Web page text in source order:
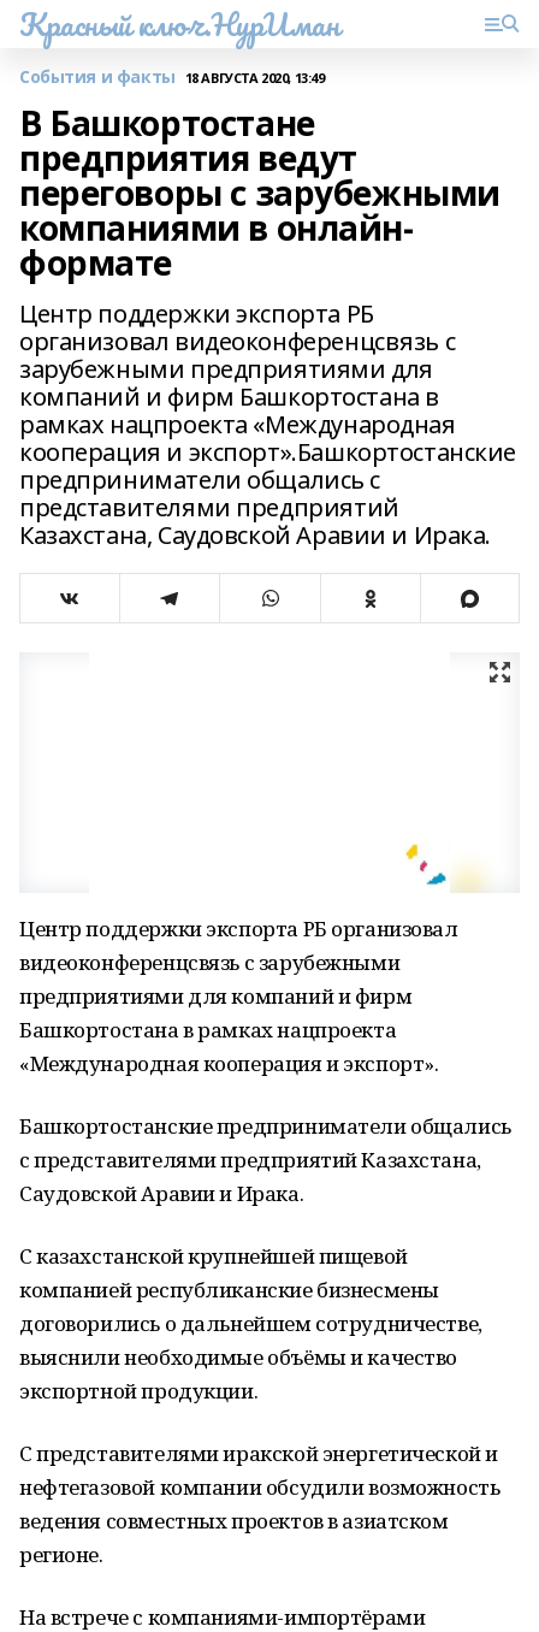
Красный ключ.НурИман
События и факты 18 АВГУСТА 2020, 13:49
В Башкортостане
предприятия ведут
переговоры с зарубежными
компаниями в онлайн-
формате
Центр поддержки экспорта РБ
организовал видеоконференцсвязь с
зарубежными предприятиями для
компаний и фирм Башкортостана в
рамках нацпроекта «Международная
кооперация и экспорт».Башкортостанские
предприниматели общались с
представителями предприятий
Казахстана, Саудовской Аравии и Ирака.
Центр поддержки экспорта РБ организовал
видеоконференцсвязь с зарубежными
предприятиями для компаний и фирм
Башкортостана в рамках нацпроекта
«Международная кооперация и экспорт».
Башкортостанские предприниматели общались
с представителями предприятий Казахстана,
Саудовской Аравии и Ирака.
С казахстанской крупнейшей пищевой
компанией республиканские бизнесмены
договорились о дальнейшем сотрудничестве,
выяснили необходимые объёмы и качество
экспортной продукции.
С представителями иракской энергетической и
нефтегазовой компании обсудили возможность
ведения совместных проектов в азиатском
регионе.
На встрече с компаниями-импортёрами